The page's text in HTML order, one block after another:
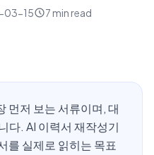
03-15 7 min read
먼저 보는 서류이며, 대
다. AI 이력서 재작성기
를 실제로 읽히는 목표